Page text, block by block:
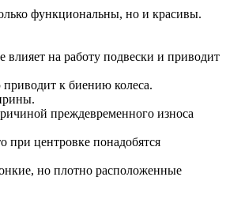
функциональны, но и красивы.
на работу подвески и приводит
приводит к биению колеса.
преждевременного износа
при центровке понадобятся
но плотно расположенные